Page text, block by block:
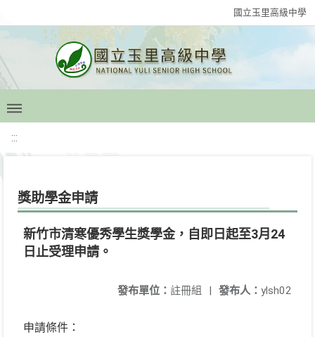
國立玉里高級中學
:::
獎助學金申請
新竹市清寒優秀學生獎學金，自即日起至3月24
日止受理申請。
發布人： ylsh02
發布單位： 註冊組 |
申請條件：